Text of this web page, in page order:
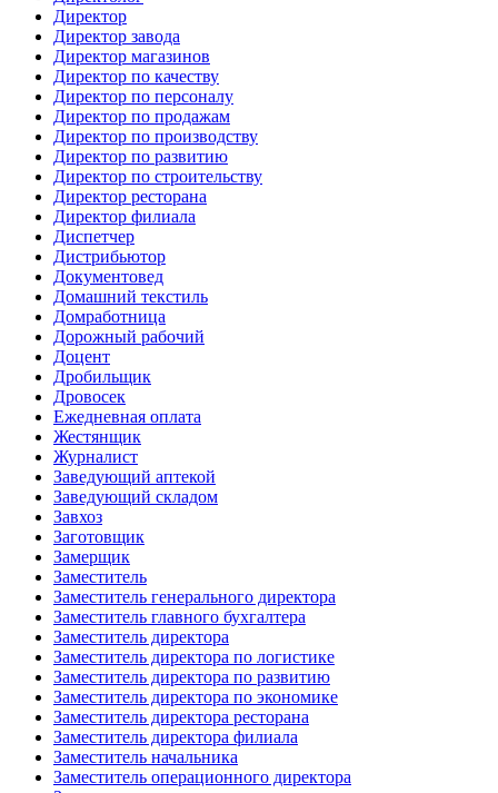
Директор
Директор завода
Директор магазинов
Директор по качеству
Директор по персоналу
Директор по продажам
Директор по производству
Директор по развитию
Директор по строительству
Директор ресторана
Директор филиала
Диспетчер
Дистрибьютор
Документовед
Домашний текстиль
Домработница
Дорожный рабочий
Доцент
Дробильщик
Дровосек
Ежедневная оплата
Жестянщик
Журналист
Заведующий аптекой
Заведующий складом
Завхоз
Заготовщик
Замерщик
Заместитель
Заместитель генерального директора
Заместитель главного бухгалтера
Заместитель директора
Заместитель директора по логистике
Заместитель директора по развитию
Заместитель директора по экономике
Заместитель директора ресторана
Заместитель директора филиала
Заместитель начальника
Заместитель операционного директора